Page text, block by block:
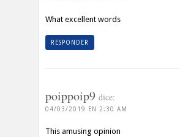
What excellent words
RESPONDER
poippoip9 dice:
04/03/2019 EN 2:30 AM
This amusing opinion